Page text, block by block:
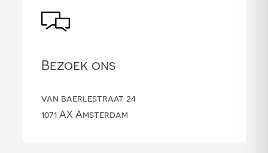
Bezoek ons
van baerlestraat 24
1071 AX Amsterdam